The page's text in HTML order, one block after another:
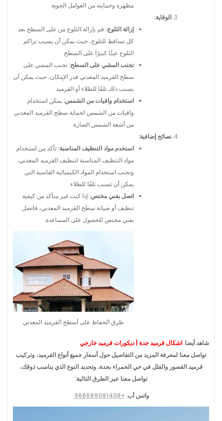
مظهره وحمايته من العوامل الجوية.
الوقاية:
إزالة الثلوج: قم بإزالة الثلوج من على السطح بعد
كل تساقط للثلوج، حيث يمكن أن يسبب تراكم
الثلوج عبئًا كبيرًا على السطح.
تجنب المشي على السطح: تجنب المشي على
سطح القرميد المعدني قدر الإمكان، حيث يمكن أن
يسبب ذلك تلفًا للطلاء أو القرميد.
استخدام واقيات من الشمس: يمكن استخدام
واقيات من الشمس لحماية سطح القرميد المعدني
من أشعة الشمس الضارة.
نصائح إضافية:
استخدم مواد التنظيف المناسبة: تأكد من استخدام
مواد التنظيف المناسبة لتنظيف القرميد المعدني،
وتجنب استخدام المواد الكيميائية القاسية التي
يمكن أن تسبب تلفًا للطلاء.
اتصل بفني مختص: إذا كنت غير متأكد من كيفية
تنظيف أو صيانة سطح القرميد المعدني، فاتصل
بفني مختص للحصول على المساعدة.
طرق الحفاظ على أسطح القرميد المعدني
شاهد أيضا:اشكال قرميد جدة | ديكورات قرميد خارجي.
تواصل معنا لمعرفة المزيد من التفاصيل حول أسعار جميع أنواع القرميد، وتركيب
قرميد القصور والفلل في حي الحمراء بجدة، وتحديد النوع الذي يناسب ذوقك،
تواصل معنا عبر الطرق التالية:
واتس أب:
+966569091408
.